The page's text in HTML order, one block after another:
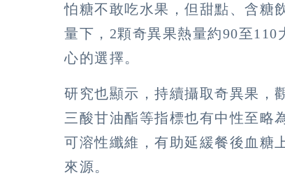
怕糖不敢吃水果，但甜點、含糖
量下，2顆奇異果熱量約90至
心的選擇。
研究也顯示，持續攝取奇異果，
三酸甘油酯等指標也有中性至略
可溶性纖維，有助延緩餐後血糖
來源。